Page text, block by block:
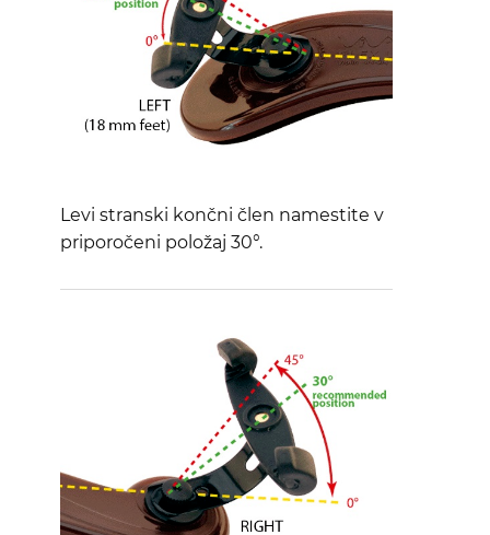
Levi stranski končni člen namestite v
priporočeni položaj 30°.